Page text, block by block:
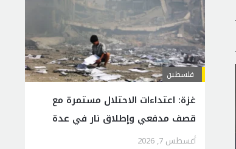
فلسطين
غزة: اعتداءات الاحتلال مستمرة مع
قصف مدفعي وإطلاق نار في عدة
مناطق من القطاع
أغسطس 7, 2026